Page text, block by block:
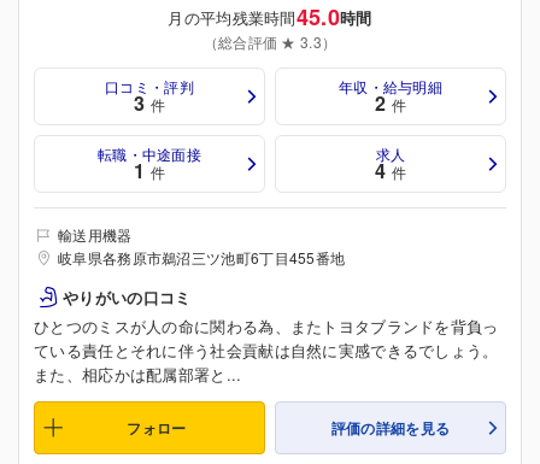
月の平均残業時間45.0時間
（総合評価 ★ 3.3）
口コミ・評判
3 件
年収・給与明細
2 件
転職・中途面接
1 件
求人
4 件
輸送用機器
岐阜県各務原市鵜沼三ツ池町6丁目455番地
やりがいの口コミ
ひとつのミスが人の命に関わる為、またトヨタブランドを背負っ
ている責任とそれに伴う社会貢献は自然に実感できるでしょう。
また、相応かは配属部署と...
フォロー 評価の詳細を見る